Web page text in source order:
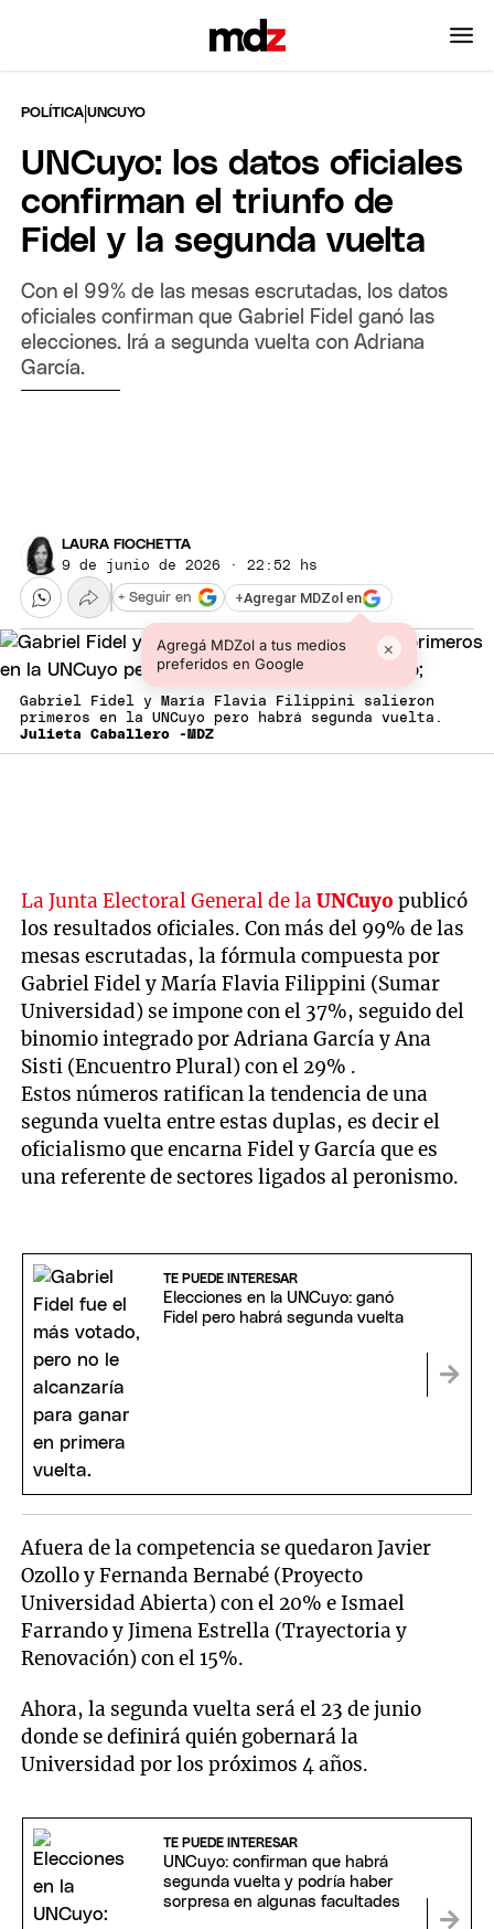
POLÍTICA |UNCUYO
UNCuyo: los datos oficiales
confirman el triunfo de
Fidel y la segunda vuelta
Con el 99% de las mesas escrutadas, los datos
oficiales confirman que Gabriel Fidel ganó las
elecciones. Irá a segunda vuelta con Adriana
García.
LAURA FIOCHETTA
9 de junio de 2026 · 22:52 hs
+Agregar MDZol en
Agregá MDZol a tus medios
preferidos en Google
×
+ Seguir en
Gabriel Fidel y María Flavia Filippini salieron
primeros en la UNCuyo pero habrá segunda vuelta.
Julieta Caballero -MDZ
La Junta Electoral General de laUNCuyopublicó
los resultados oficiales. Con más del 99% de las
mesas escrutadas, la fórmula compuesta por
Gabriel Fidel y María Flavia Filippini (Sumar
Universidad) se impone con el 37%, seguido del
binomio integrado por Adriana García y Ana
Sisti (Encuentro Plural) con el 29% .
Estos números ratifican la tendencia de una
segunda vuelta entre estas duplas, es decir el
oficialismo que encarna Fidel y García que es
una referente de sectores ligados al peronismo.
TE PUEDE INTERESAR
Elecciones en la UNCuyo: ganó
Fidel pero habrá segunda vuelta
Afuera de la competencia se quedaron Javier
Ozollo y Fernanda Bernabé (Proyecto
Universidad Abierta) con el 20% e Ismael
Farrando y Jimena Estrella (Trayectoria y
Renovación) con el 15%.
Ahora, la segunda vuelta será el 23 de junio
donde se definirá quién gobernará la
Universidad por los próximos 4 años.
TE PUEDE INTERESAR
UNCuyo: confirman que habrá
segunda vuelta y podría haber
sorpresa en algunas facultades